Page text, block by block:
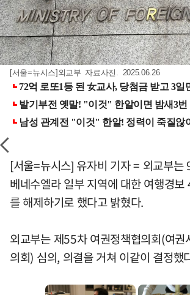
[서울=뉴시스]외교부 자료사진. 2025.06.26
[서울=뉴시스] 유자비 기자 = 외교부는
베네수엘라 일부 지역에 대한 여행경보
를 해제하기로 했다고 밝혔다.
외교부는 제55차 여권정책협의회(여권
의회) 심의, 의결을 거쳐 이같이 결정했